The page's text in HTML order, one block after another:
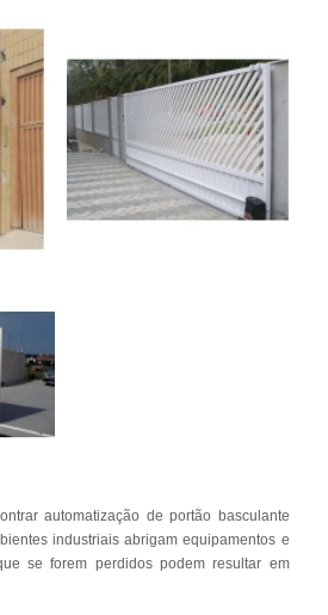
automatização de portão basculante
industriais abrigam equipamentos e
se forem perdidos podem resultar em